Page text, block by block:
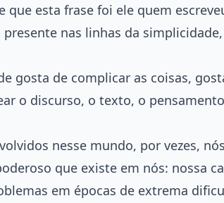
que esta frase foi ele quem
nas linhas da
gosta de complicar as coisas,
o discurso, o texto, o
nesse mundo, por vezes,
que existe em nós: nossa
em épocas de extrema